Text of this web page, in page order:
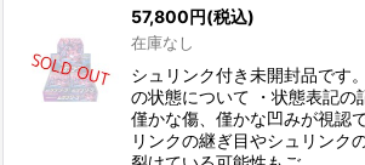
57,800円(税込)
在庫なし
シュリンク付き未開封品です
の状態について ・状態表記の
僅かな傷、僅かな凹みが視認
リンクの継ぎ目やシュリンク